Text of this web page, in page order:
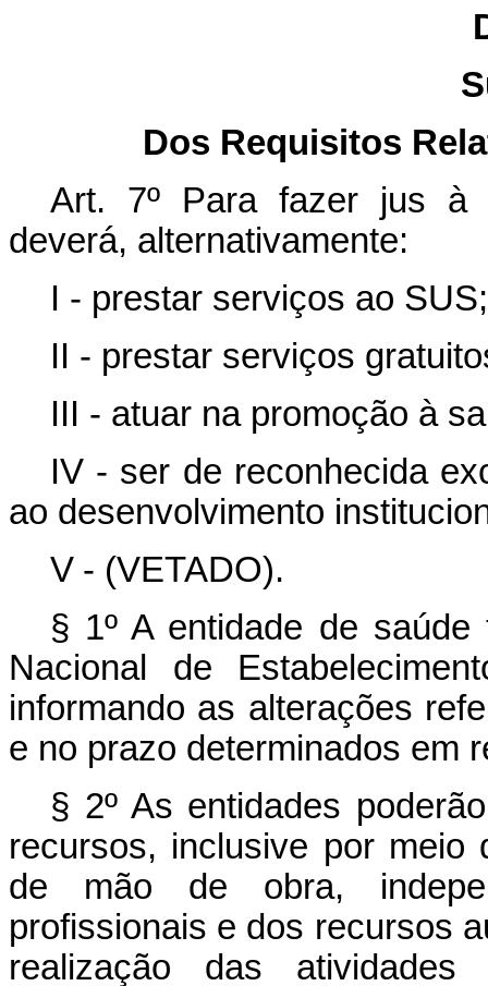
Dos Requisitos
Art. 7º Para fazer jus à
deverá, alternativamente:
I - prestar serviços ao SUS;
II - prestar serviços
III - atuar na promoção à
IV - ser de reconhecida
ao desenvolvimento
V - (VETADO).
§ 1º A entidade de
Nacional de
informando as alterações
e no prazo determinados em
§ 2º As entidades
recursos, inclusive por
de mão de obra,
profissionais e dos recursos
realização das